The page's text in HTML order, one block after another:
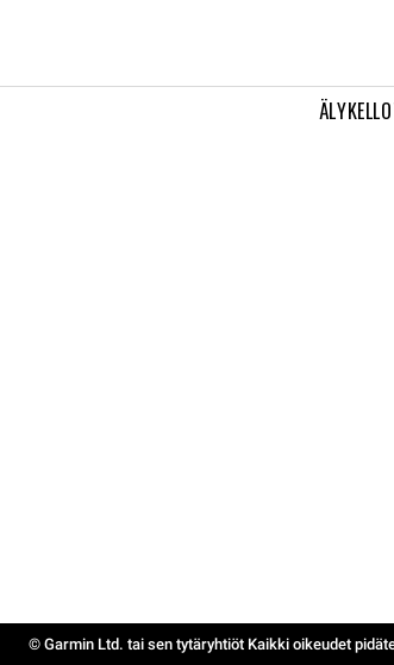
© Garmin Ltd. tai sen tytäryhtiöt Kaikki oikeudet